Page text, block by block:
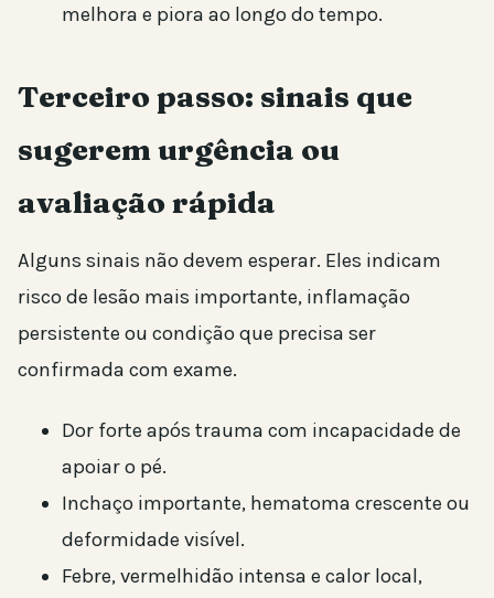
melhora e piora ao longo do tempo.
Terceiro passo: sinais que
sugerem urgência ou
avaliação rápida
Alguns sinais não devem esperar. Eles indicam
risco de lesão mais importante, inflamação
persistente ou condição que precisa ser
confirmada com exame.
Dor forte após trauma com incapacidade de
apoiar o pé.
Inchaço importante, hematoma crescente ou
deformidade visível.
Febre, vermelhidão intensa e calor local,